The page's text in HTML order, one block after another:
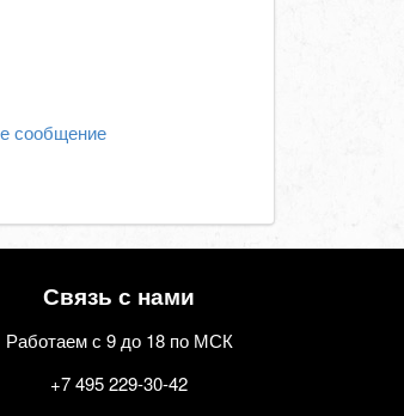
сообщение
Связь с нами
Работаем с 9 до 18 по МСК
+7 495 229-30-42